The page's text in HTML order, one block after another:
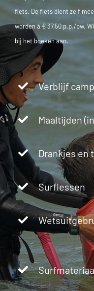
fiets. De fiets dient zelf
worden à € 37,50 p.p./pw.
bij het boeken aan.
Verblijf
Maaltijden
Drankjes en
Surflessen